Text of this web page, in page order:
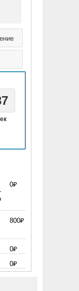
0₽
800₽
0₽
0₽